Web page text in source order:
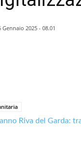
Gennaio 2025 - 08.01